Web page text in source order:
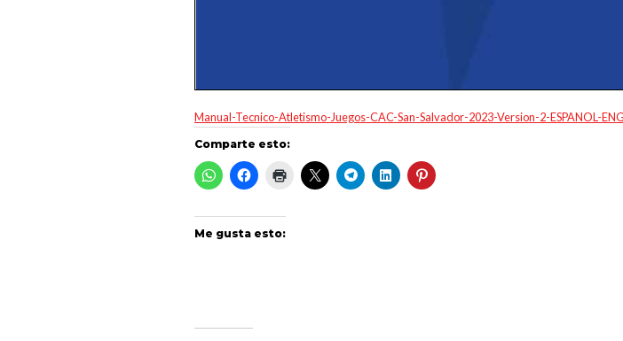
Manual-Tecnico-Atletismo-Juegos-CAC-San-Salvador-2023-Version-2-ESPANOL-
Comparte esto:
Me gusta esto: